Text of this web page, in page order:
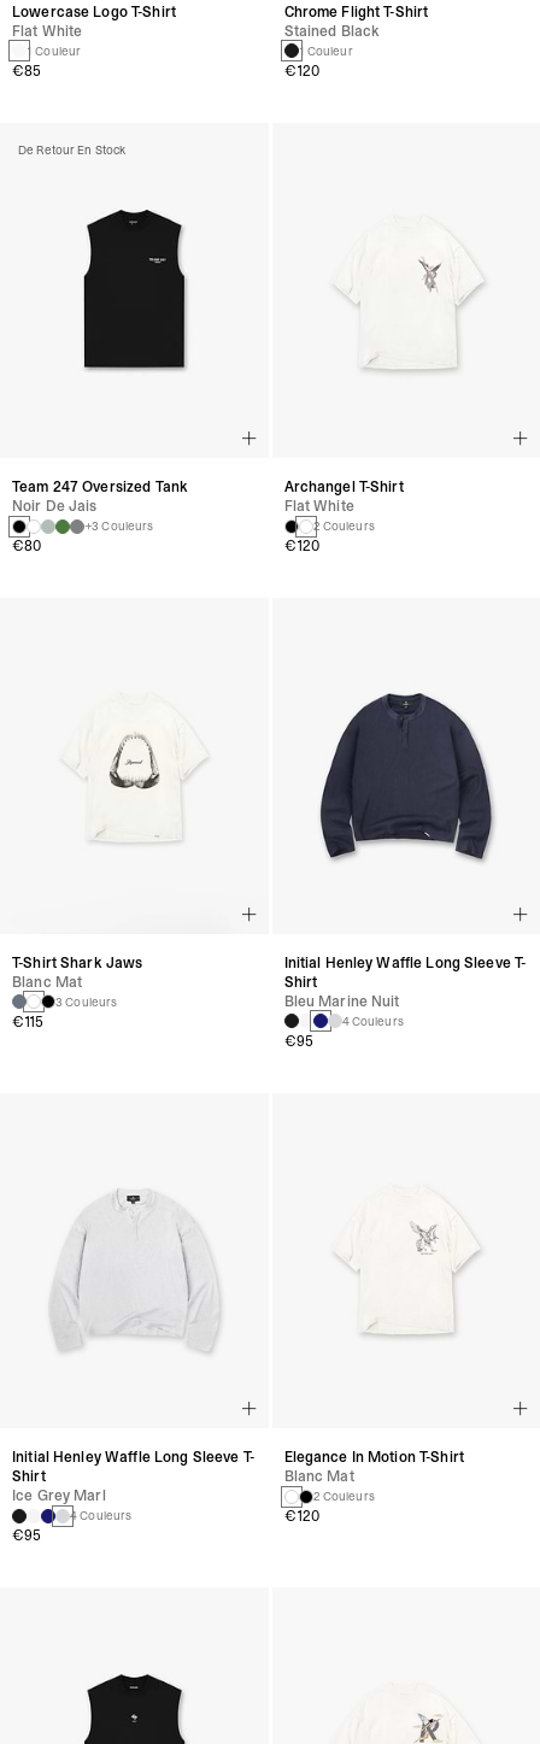
Lowercase Logo T-Shirt
Flat White
1 Couleur
€85
Chrome Flight T-Shirt
Stained Black
1 Couleur
€120
De Retour En Stock
Team 247 Oversized Tank
Noir De Jais
+3 Couleurs
€80
Archangel T-Shirt
Flat White
2 Couleurs
€120
T-Shirt Shark Jaws
Blanc Mat
3 Couleurs
€115
Initial Henley Waffle Long Sleeve T-
Shirt
Bleu Marine Nuit
4 Couleurs
€95
Initial Henley Waffle Long Sleeve T-
Shirt
Ice Grey Marl
4 Couleurs
€95
Elegance In Motion T-Shirt
Blanc Mat
2 Couleurs
€120